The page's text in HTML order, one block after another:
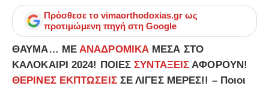
Πρόσθεσε το vimaorthodoxias.gr ως
προτιμώμενη πηγή στη Google
ΘΑΥΜΑ… ΜΕ ΑΝΑΔΡΟΜΙΚΑ ΜΕΣΑ ΣΤΟ
ΚΑΛΟΚΑΙΡΙ 2024! ΠΟΙΕΣΣΥΝΤΑΞΕΙΣ ΑΦΟΡΟΥΝ!
ΘΕΡΙΝΕΣ ΕΚΠΤΩΣΕΙΣΣΕ ΛΙΓΕΣ ΜΕΡΕΣ!! – Ποιοι